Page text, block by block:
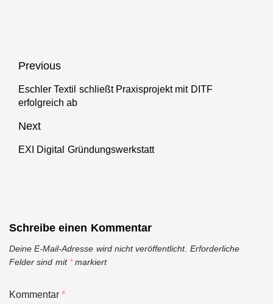
Beitragsnavigation
Previous
Previous
post:
Eschler Textil schließt Praxisprojekt mit DITF
erfolgreich ab
Next
Next
EXI Digital Gründungswerkstatt
Schreibe einen Kommentar
Deine E-Mail-Adresse wird nicht veröffentlicht. Erforderliche
Felder sind mit *markiert
Kommentar*